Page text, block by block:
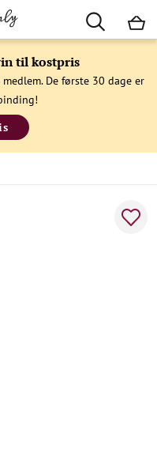
til kostpris
De første 30 dage er